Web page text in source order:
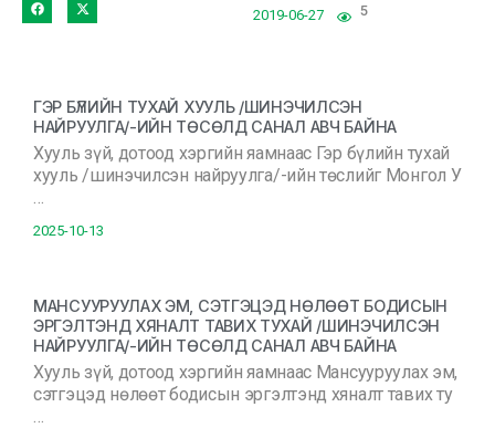
2019-06-27 5
ГЭР БҮЛИЙН ТУХАЙ ХУУЛЬ /ШИНЭЧИЛСЭН
НАЙРУУЛГА/-ИЙН ТӨСӨЛД САНАЛ АВЧ БАЙНА
Хууль зүй, дотоод хэргийн яамнаас Гэр бүлийн тухай
хууль /шинэчилсэн найруулга/-ийн төслийг Монгол У
…
2025-10-13
МАНСУУРУУЛАХ ЭМ, СЭТГЭЦЭД НӨЛӨӨТ БОДИСЫН
ЭРГЭЛТЭНД ХЯНАЛТ ТАВИХ ТУХАЙ /ШИНЭЧИЛСЭН
НАЙРУУЛГА/-ИЙН ТӨСӨЛД САНАЛ АВЧ БАЙНА
Хууль зүй, дотоод хэргийн яамнаас Мансууруулах эм,
сэтгэцэд нөлөөт бодисын эргэлтэнд хяналт тавих ту
…